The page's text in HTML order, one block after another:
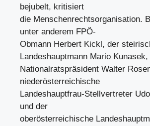
bejubelt, kritisiert
die Menschenrechtsorganisation.
unter anderem FPÖ-
Obmann Herbert Kickl, der
Landeshauptmann Mario Kunasek,
Nationalratspräsident Walter
niederösterreichische
Landeshauptfrau-Stellvertreter
und der
oberösterreichische